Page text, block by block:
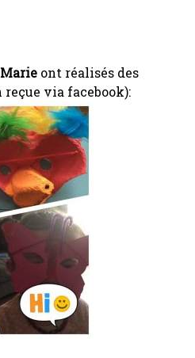
ont réalisés des
via facebook):